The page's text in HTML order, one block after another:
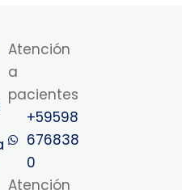
Atención
a
pacientes
+59598
676838
0
Atención